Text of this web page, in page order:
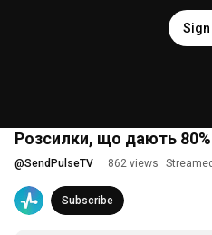
Sign
Розсилки, що дають 80%
@SendPulseTV 862 views
Subscribe